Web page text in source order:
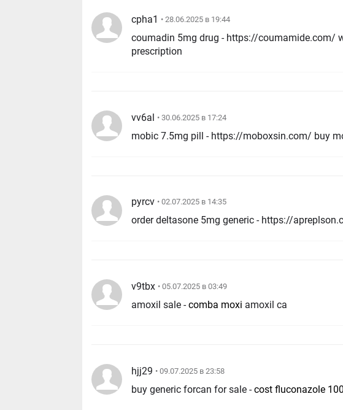
cpha1 • 28.06.2025 в 19:44
coumadin 5mg drug - https://coumamide.com/
prescription
vv6al • 30.06.2025 в 17:24
mobic 7.5mg pill - https://moboxsin.com/ buy
pyrcv • 02.07.2025 в 14:35
order deltasone 5mg generic - https://
v9tbx • 05.07.2025 в 03:49
amoxil sale -comba moxi amoxil ca
hjj29 • 09.07.2025 в 23:58
buy generic forcan for sale -cost fluconazole